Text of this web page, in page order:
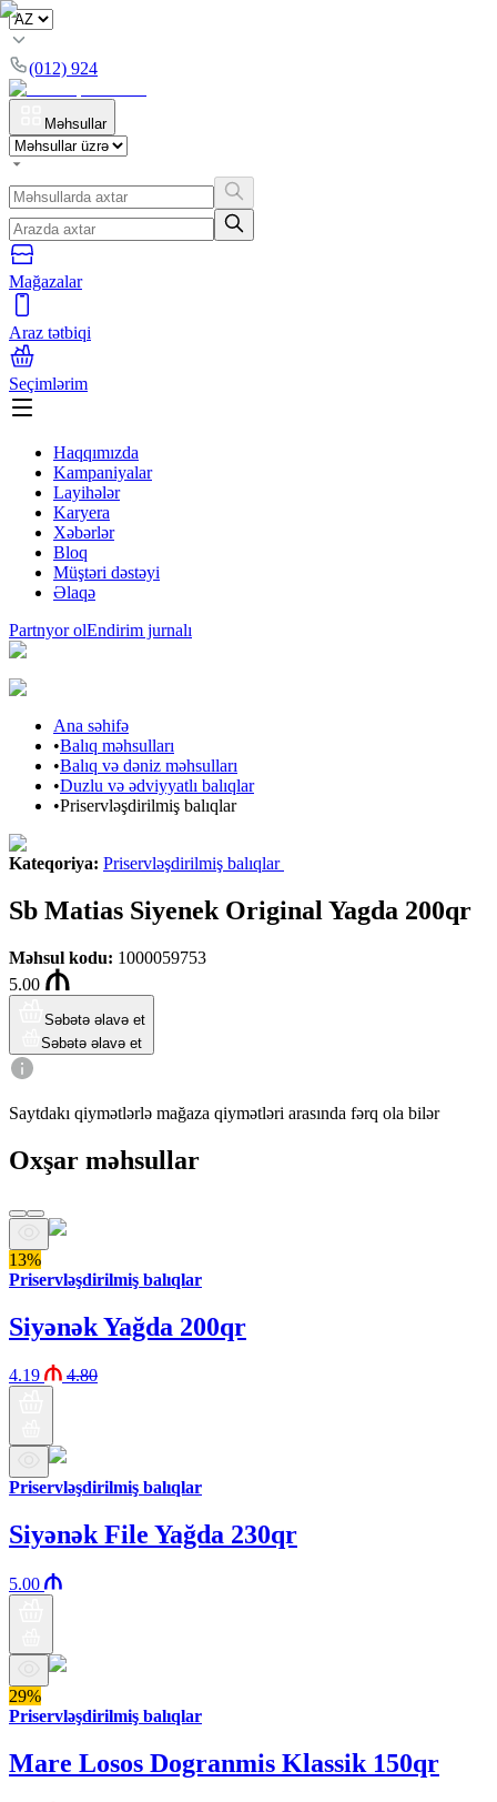
(012) 924
Məhsullar
Mağazalar
Araz tətbiqi
Seçimlərim
Haqqımızda
Kampaniyalar
Layihələr
Karyera
Xəbərlər
Bloq
Müştəri dəstəyi
Əlaqə
Partnyor olEndirim jurnalı
Ana səhifə
•Balıq məhsulları
•Balıq və dəniz məhsulları
•Duzlu və ədviyyatlı balıqlar
•Priservləşdirilmiş balıqlar
Kateqoriya: Priservləşdirilmiş balıqlar
Sb Matias Siyenek Original Yagda 200qr
Məhsul kodu: 1000059753
5.00
Səbətə əlavə et
Səbətə əlavə et
Saytdakı qiymətlərlə mağaza qiymətləri arasında fərq ola bilər
Oxşar məhsullar
13%
Priservləşdirilmiş balıqlar
Siyənək Yağda 200qr
4.19 4.80
Priservləşdirilmiş balıqlar
Siyənək File Yağda 230qr
5.00
29%
Priservləşdirilmiş balıqlar
Mare Losos Dogranmis Klassik 150qr